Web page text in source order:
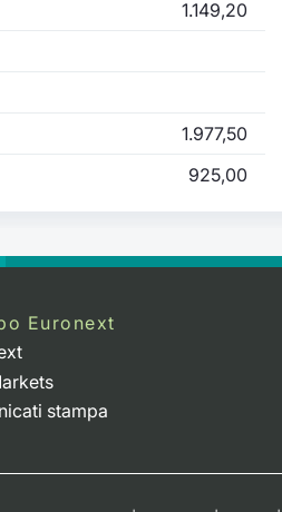
1.149,20
1.977,50
925,00
Euronext
stampa